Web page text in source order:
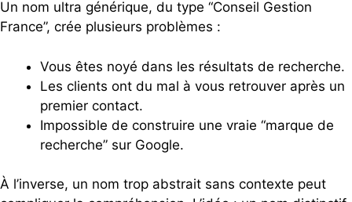
Un nom ultra générique, du type “Conseil Gestion
France”, crée plusieurs problèmes :
Vous êtes noyé dans les résultats de recherche.
Les clients ont du mal à vous retrouver après un
premier contact.
Impossible de construire une vraie “marque de
recherche” sur Google.
À l’inverse, un nom trop abstrait sans contexte peut